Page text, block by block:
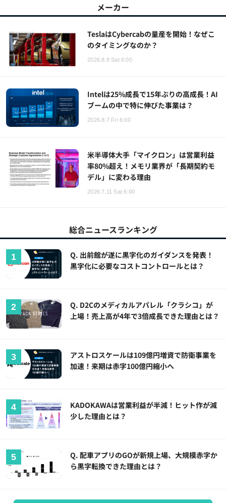
メーカー
TeslaはCybercabの量産を開始！なぜこ
のタイミングなのか？
2026.8.8 Sat 6:00
Intelは25%成長で15年ぶりの高成長！AI
ブームの中で特に伸びた事業は？
2026.8.7 Fri 6:00
米半導体大手「マイクロン」は営業利益
率80%超え！メモリ業界が「長期契約モ
デル」に変わる理由
2026.7.11 Sat 6:00
総合ニュースランキング
Q. 出前館が遂に黒字化のガイダンスを発表！
黒字化に必要なコストコントロールとは？
Q. D2Cのメディカルアパレル「クラシコ」が
上場！売上高が4年で3倍成長できた理由とは？
アストロスケールは109億円増資で防衛事業を
加速！来期は赤字100億円縮小へ
KADOKAWAは営業利益が半減！ヒット作が減
少した理由とは？
Q. 配車アプリのGOが新規上場、大規模赤字か
ら黒字転換できた理由とは？